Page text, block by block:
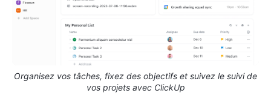
Organisez vos tâches, fixez des objectifs et suivez le suivi de
vos projets avec ClickUp